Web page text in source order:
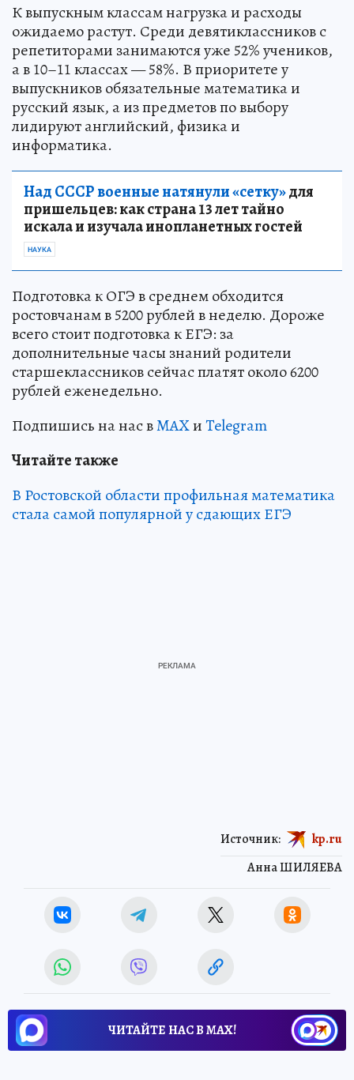
К выпускным классам нагрузка и расходы
ожидаемо растут. Среди девятиклассников с
репетиторами занимаются уже 52% учеников,
а в 10–11 классах — 58%. В приоритете у
выпускников обязательные математика и
русский язык, а из предметов по выбору
лидируют английский, физика и
информатика.
Над СССР военные натянули «сетку»для
пришельцев: как страна 13 лет тайно
искала и изучала инопланетных гостей
НАУКА
Подготовка к ОГЭ в среднем обходится
ростовчанам в 5200 рублей в неделю. Дороже
всего стоит подготовка к ЕГЭ: за
дополнительные часы знаний родители
старшеклассников сейчас платят около 6200
рублей еженедельно.
Подпишись на нас вMAXиTelegram
Читайте также
В Ростовской области профильная математика
стала самой популярной у сдающих ЕГЭ
Анна ШИЛЯЕВА
Источник: kp.ru
ЧИТАЙТЕ НАС В МАХ!